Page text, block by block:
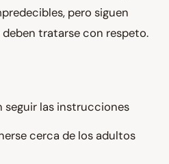
pero siguen
tratarse con respeto.
seguir las instrucciones
cerca de los adultos